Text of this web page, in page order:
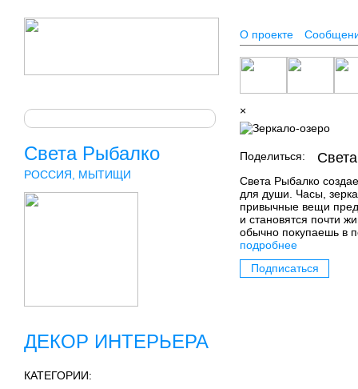
О проекте
Света Рыбалко
РОССИЯ, МЫТИЩИ
ДЕКОР ИНТЕРЬЕРА
КАТЕГОРИИ:
×
Поделиться:
Света Рыбалко
для души. Часы,
привычные вещи
и становятся почти
обычно покупаешь в
подробнее
Подписаться